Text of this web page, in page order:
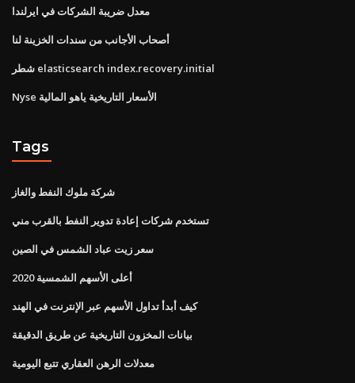
معدل ضريبة الشركات في ايرلندا
أصحاب الأجانب من سندات الخزينة لنا
شطر elasticsearch index.recovery.initial
Nyse الأسعار التاريخية ياهو المالية
Tags
شركة ملوك النفط والغاز
تستخدم شركات إعادة تدوير النفط بالقرب مني
سعر زيت عباد الشمس في الصين
أعلى الأسهم الشمسية 2020
كيف أبدأ تداول الأسهم عبر الإنترنت في الهند
بيانات المخزون التاريخية عن طريق الدقيقة
معدلات الرهن العقاري تتبع اليومية